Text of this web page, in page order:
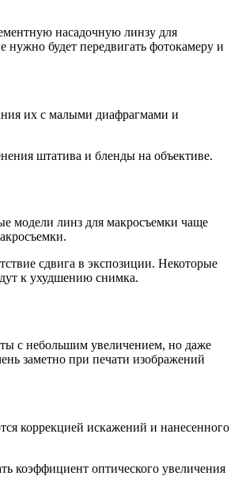
насадочную линзу для
нужно будет передвигать фотокамеру и
их с малыми диафрагмами и
штатива и бленды на объективе.
модели линз для макросъемки чаще
сдвига в экспозиции. Некоторые
к ухудшению снимка.
с небольшим увеличением, но даже
заметно при печати изображений
коррекцией искажений и нанесенного
коэффициент оптического увеличения